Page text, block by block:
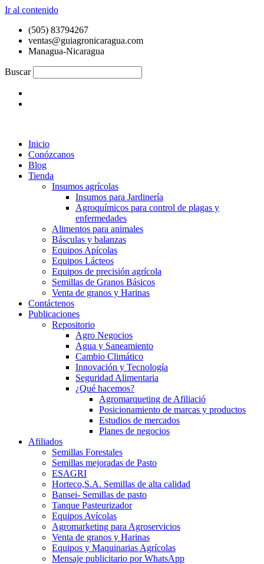
Ir al contenido
(505) 83794267
ventas@guiagronicaragua.com
Managua-Nicaragua
Buscar
Inicio
Conózcanos
Blog
Tienda
Insumos agrícolas
Insumos para Jardinería
Agroquímicos para control de plagas y
enfermedades
Alimentos para animales
Básculas y balanzas
Equipos Apícolas
Equipos Lácteos
Equipos de precisión agrícola
Semillas de Granos Básicos
Venta de granos y Harinas
Contáctenos
Publicaciones
Repositorio
Agro Negocios
Agua y Saneamiento
Cambio Climático
Innovación y Tecnología
Seguridad Alimentaria
¿Qué hacemos?
Agromarqueting de Afiliació
Posicionamiento de marcas y productos
Estudios de mercados
Planes de negocios
Afiliados
Semillas Forestales
Semillas mejoradas de Pasto
ESAGRI
Horteco,S.A. Semillas de alta calidad
Bansei- Semillas de pasto
Tanque Pasteurizador
Equipos Avícolas
Agromarketing para Agroservicios
Venta de granos y Harinas
Equipos y Maquinarias Agrícolas
Mensaje publicitario por WhatsApp